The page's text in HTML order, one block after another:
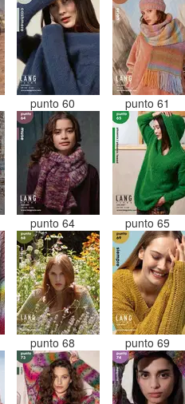
punto 60 punto 61
punto 64 punto 65
punto 68 punto 69